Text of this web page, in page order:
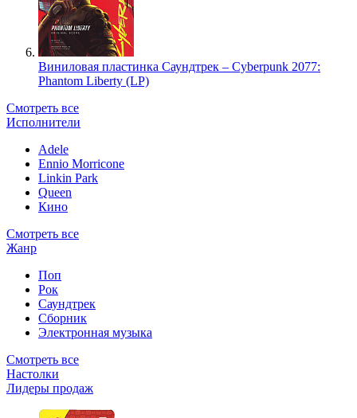
Виниловая пластинка Саундтрек – Cyberpunk 2077:
Phantom Liberty (LP)
Смотреть все
Исполнители
Adele
Ennio Morricone
Linkin Park
Queen
Кино
Смотреть все
Жанр
Поп
Рок
Саундтрек
Сборник
Электронная музыка
Смотреть все
Настолки
Лидеры продаж